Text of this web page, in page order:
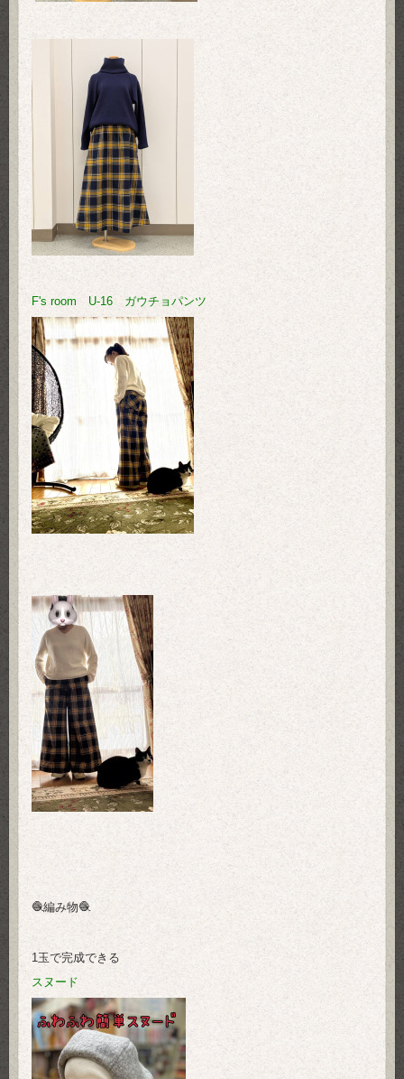
F's room U-16 ガウチョパンツ
🧶編み物🧶
1玉で完成できる
スヌード